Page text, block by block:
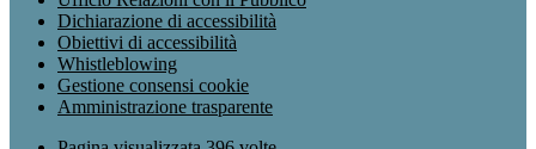
Dichiarazione di accessibilità
Obiettivi di accessibilità
Whistleblowing
Gestione consensi cookie
Amministrazione trasparente